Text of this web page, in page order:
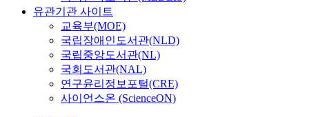
다,
허
은
유관기관 사이트
교육부(MOE)
국립장애인도서관(NLD)
국립중앙도서관(NL)
국회도서관(NAL)
연구윤리정보포털(CRE)
사이언스온 (ScienceON)